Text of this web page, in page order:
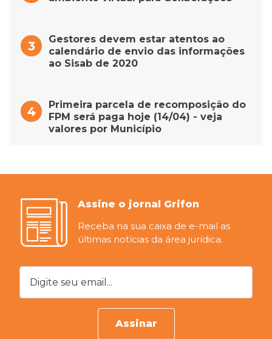
Gestores devem estar atentos ao
calendário de envio das informações
ao Sisab de 2020
Primeira parcela de recomposição do
FPM será paga hoje (14/04) - veja
valores por Município
Assine o jornal Grifon
Receba na sua caixa de e-mail as
últimas notícias da área jurídica.
Digite seu email...
Assinar